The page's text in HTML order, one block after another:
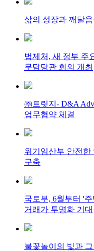
삶의 성장과 깨달
법제처, 새 정부 주
무담당관 회의 개최
㈜트릿지- D&A
업무협약 체결
위기임산부 안전한
구축
국토부, 6월부터 '
거래가 투명화 기대
불꽃놀이의 빛과